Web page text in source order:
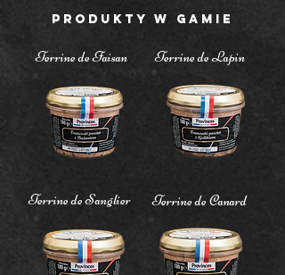
Terrine de Faisan Terrine de Lapin
Terrine de Sanglier Terrine de Canard
PRODUKTY W GAMIE